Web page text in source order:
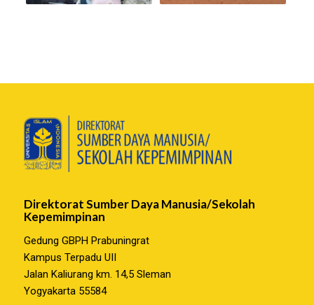
Direktorat Sumber Daya Manusia/Sekolah
Kepemimpinan
Gedung GBPH Prabuningrat
Kampus Terpadu UII
Jalan Kaliurang km. 14,5 Sleman
Yogyakarta 55584